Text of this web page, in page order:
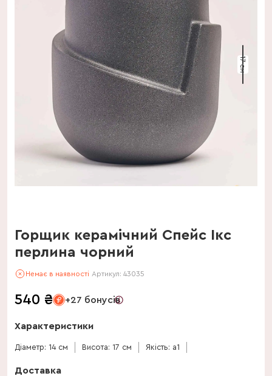
17 см
Горщик керамічний Спейс Ікс
перлина чорний
Немає в наявності Артикул: 43035
540 ₴ +27 бонусів
Характеристики
Діаметр: 14 см Висота: 17 см Якість: a1
Доставка